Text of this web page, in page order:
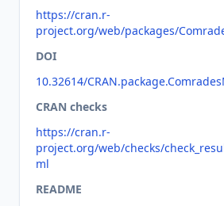
https://cran.r-
project.org/web/packages/
DOI
10.32614/
CRAN checks
https://cran.r-
project.org/web/checks/
ml
README